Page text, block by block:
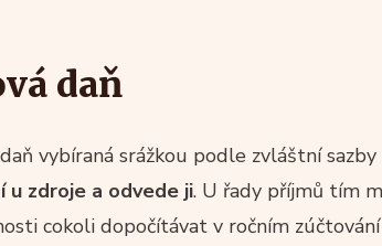
daň
vybíraná srážkou podle zvláštní
u zdroje a odvede ji. U řady příjmů tím
cokoli dopočítávat v ročním